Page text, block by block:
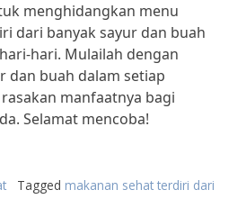
menghidangkan menu
dari banyak sayur dan buah
hari. Mulailah dengan
dan buah dalam setiap
manfaatnya bagi
Selamat mencoba!
Tagged makanan sehat terdiri dari